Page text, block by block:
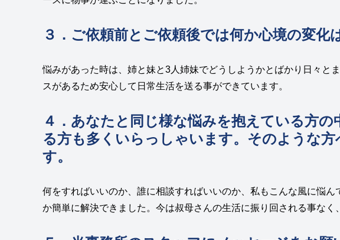
３．ご依頼前とご依頼後では何か心境の変化
悩みがあった時は、姉と妹と3人姉妹でどうしようかとばかり日々と
スがあるため安心して日常生活を送る事ができています。
４．あなたと同じ様な悩みを抱えている方
る方も多くいらっしゃいます。 そのような方
す。
何をすればいいのか、誰に相談すればいいのか、私もこんな風に悩
か簡単に解決できました。今は叔母さんの生活に振り回される事なく